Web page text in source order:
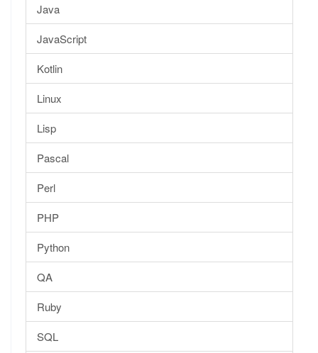
Java
JavaScript
Kotlin
Linux
Lisp
Pascal
Perl
PHP
Python
QA
Ruby
SQL